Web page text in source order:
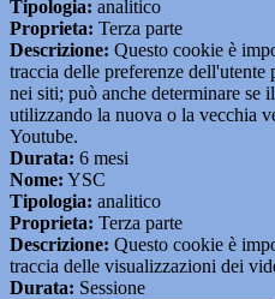
Tipologia: analitico
Proprieta: Terza parte
Descrizione: Questo cookie è
traccia delle preferenze
nei siti; può anche determinare se
utilizzando la nuova o la vecchia
Youtube.
Durata: 6 mesi
Nome: YSC
Tipologia: analitico
Proprieta: Terza parte
Descrizione: Questo cookie è
traccia delle visualizzazioni dei
Durata: Sessione